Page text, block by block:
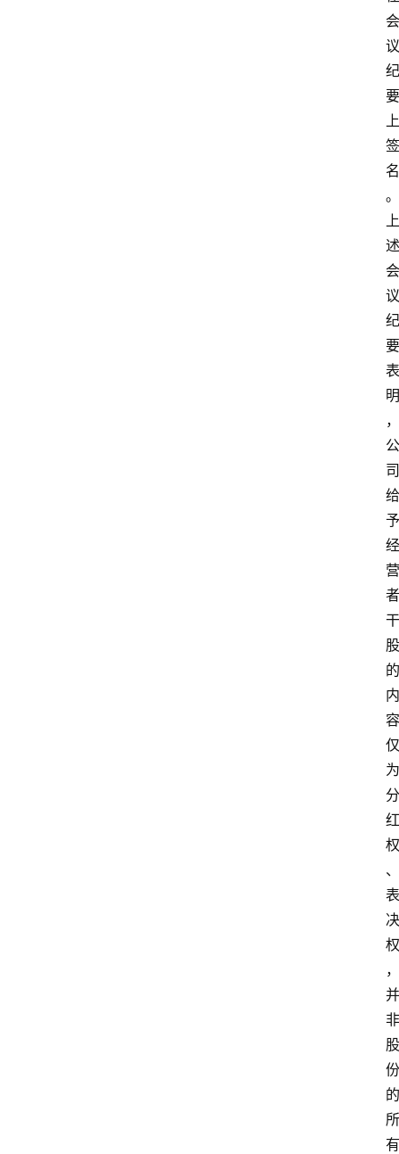
会
议
纪
要
上
签
名
。
上
述
会
议
纪
要
表
明
，
公
司
给
予
经
营
者
干
股
的
内
容
仅
为
分
红
权
、
表
决
权
，
并
非
股
份
的
所
有